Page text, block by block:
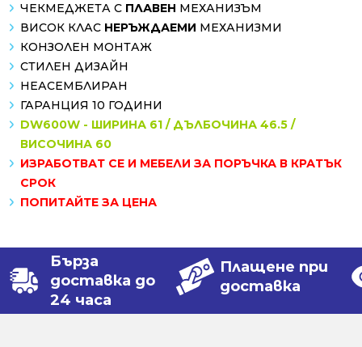
ЧЕКМЕДЖЕТА С ПЛАВЕН МЕХАНИЗЪМ
ВИСОК КЛАС НЕРЪЖДАЕМИ МЕХАНИЗМИ
КОНЗОЛЕН МОНТАЖ
СТИЛЕН ДИЗАЙН
НЕАСЕМБЛИРАН
ГАРАНЦИЯ 10 ГОДИНИ
DW600W - ШИРИНА 61 / ДЪЛБОЧИНА 46.5 /
ВИСОЧИНА 60
ИЗРАБОТВАТ СЕ И МЕБЕЛИ ЗА ПОРЪЧКА В КРАТЪК
СРОК
ПОПИТАЙТЕ ЗА ЦЕНА
Бърза
доставка до
24 часа
Плащене при
доставка